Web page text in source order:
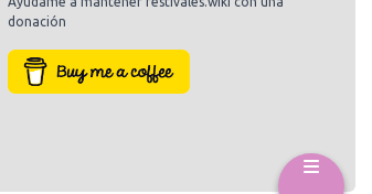
donación